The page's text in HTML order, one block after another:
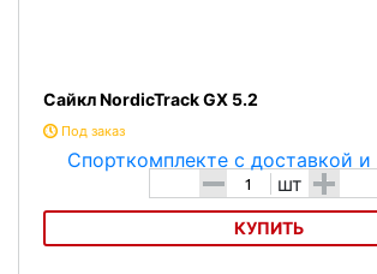
Сайкл NordicTrack GX 5.2
Под заказ
- шт +
КУПИТЬ